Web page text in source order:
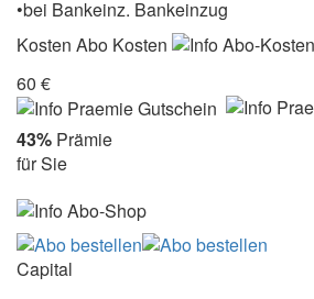
•bei Bankeinz. Bankeinzug
Kosten Abo Kosten
60 €
43% Prämie
für Sie
Capital